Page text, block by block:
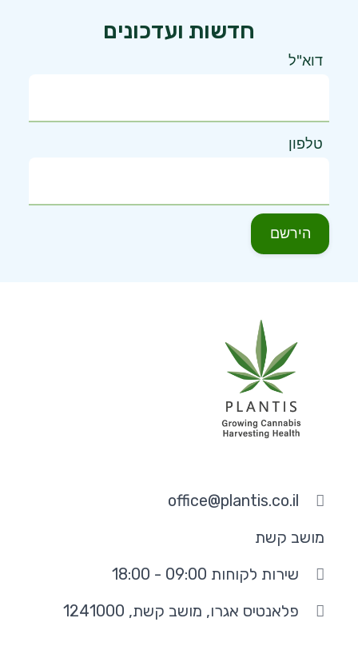
חדשות ועדכונים
דוא"ל
טלפון
הירשם
office@plantis.co.il
מושב קשת
שירות לקוחות 09:00 - 18:00
פלאנטיס אגרו, מושב קשת, 1241000